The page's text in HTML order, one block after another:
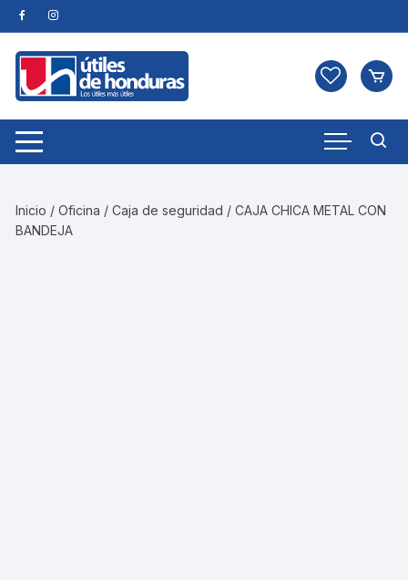
Skip
to
content
Inicio /Oficina /Caja de seguridad / CAJA CHICA METAL CON
BANDEJA